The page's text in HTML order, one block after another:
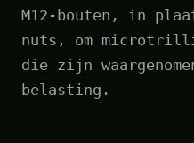
M12-bouten, in
nuts, om
die zijn
belasting.